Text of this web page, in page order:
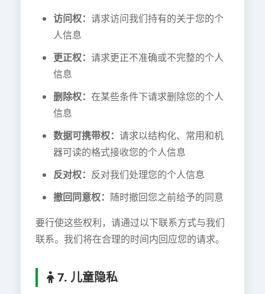
访问权： 请求访问我们持有的关于您的个
人信息
更正权： 请求更正不准确或不完整的个人
信息
删除权： 在某些条件下请求删除您的个人
信息
数据可携带权： 请求以结构化、常用和机
器可读的格式接收您的个人信息
反对权： 反对我们处理您的个人信息
撤回同意权： 随时撤回您之前给予的同意
要行使这些权利，请通过以下联系方式与我们
联系。我们将在合理的时间内回应您的请求。
7. 儿童隐私